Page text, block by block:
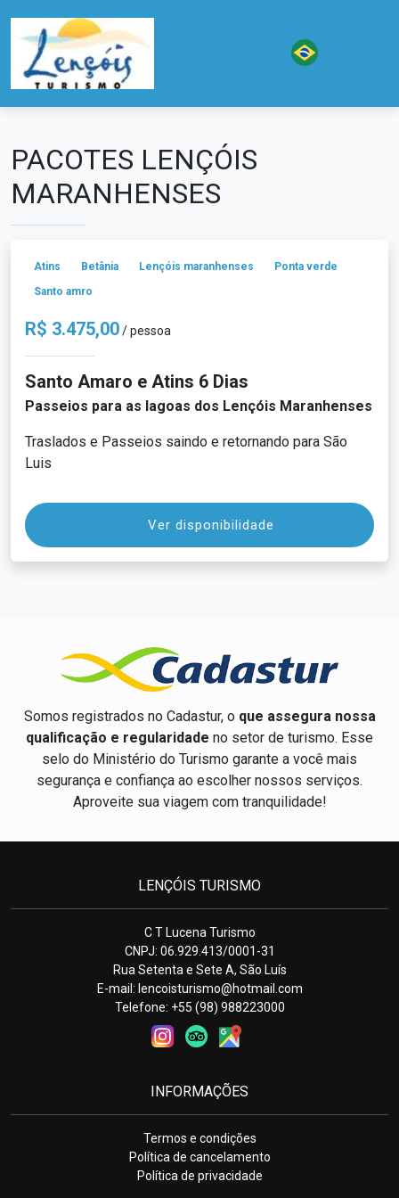
PACOTES LENÇÓIS
MARANHENSES
Atins Betânia Lençóis maranhenses
Ponta verde
Santo amro
R$ 3.475,00/ pessoa
Santo Amaro e Atins 6 Dias
Passeios para as lagoas dos Lençóis Maranhenses
Traslados e Passeios saindo e retornando para São
Luis
Ver disponibilidade
Somos registrados no Cadastur, o que assegura nossa
qualificação e regularidade no setor de turismo. Esse
selo do Ministério do Turismo garante a você mais
segurança e confiança ao escolher nossos serviços.
Aproveite sua viagem com tranquilidade!
LENÇÓIS TURISMO
C T Lucena Turismo
CNPJ: 06.929.413/0001-31
Rua Setenta e Sete A, São Luís
E-mail: lencoisturismo@hotmail.com
Telefone: +55 (98) 988223000
INFORMAÇÕES
Termos e condições
Política de cancelamento
Política de privacidade